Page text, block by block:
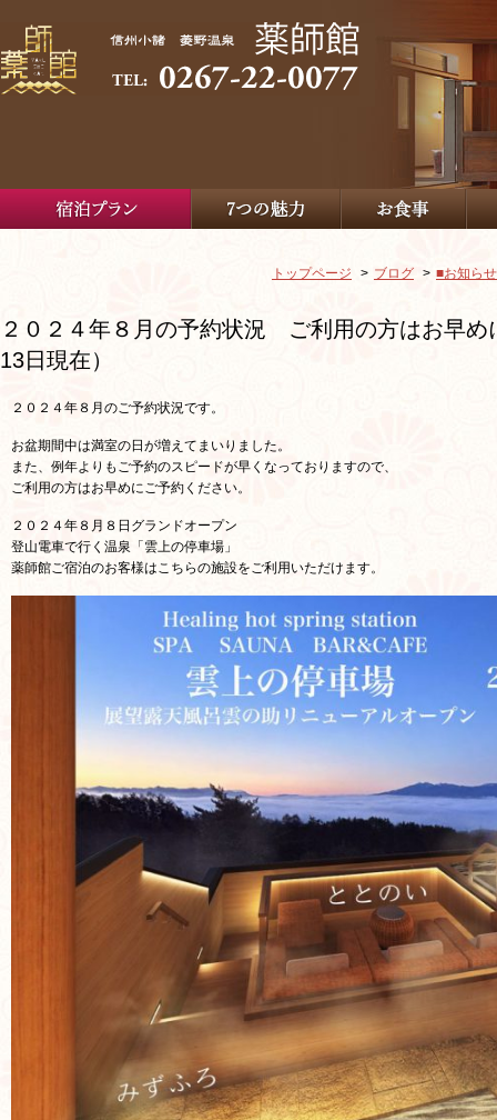
トップページ ブログ ■お知ら
２０２４年８月の予約状況 ご利用の方はお早め
13日現在）
２０２４年８月のご予約状況です。
お盆期間中は満室の日が増えてまいりました。
また、例年よりもご予約のスピードが早くなっておりますので、
ご利用の方はお早めにご予約ください。
２０２４年８月８日グランドオープン
登山電車で行く温泉「雲上の停車場」
薬師館ご宿泊のお客様はこちらの施設をご利用いただけます。